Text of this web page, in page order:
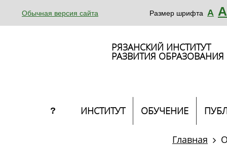
Обычная версия сайта Размер шрифта А А
РЯЗАНСКИЙ ИНСТИТУТ
РАЗВИТИЯ ОБРАЗОВАНИЯ
? ИНСТИТУТ ОБУЧЕНИЕ
Главная